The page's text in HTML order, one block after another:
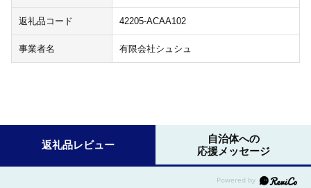
返礼品コード 42205-ACAA102
事業者名 有限会社シュシュ
返礼品レビュー
自治体への
応援メッセージ